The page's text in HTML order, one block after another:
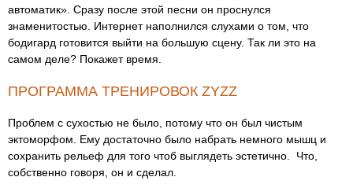
автоматик». Сразу после этой песни он проснулся
знаменитостью. Интернет наполнился слухами о том, что
бодигард готовится выйти на большую сцену. Так ли это на
самом деле? Покажет время.
ПРОГРАММА ТРЕНИРОВОК ZYZZ
Проблем с сухостью не было, потому что он был чистым
эктоморфом. Ему достаточно было набрать немного мышц и
сохранить рельеф для того чтоб выглядеть эстетично. Что,
собственно говоря, он и сделал.